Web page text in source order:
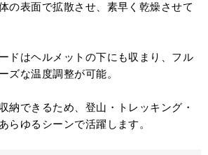
の表面で拡散させ、素早く乾燥させて
ドはヘルメットの下にも収まり、フル
ズな温度調整が可能。
納できるため、登山・トレッキング・
らゆるシーンで活躍します。